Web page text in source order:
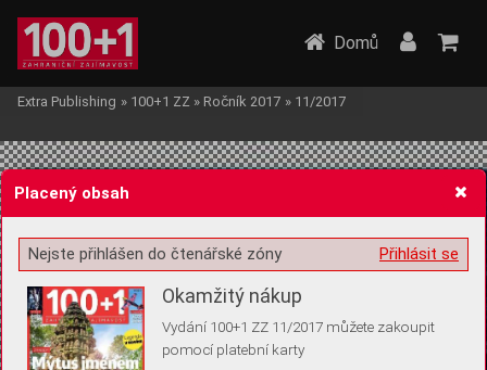
Žádost o souhlas s ukládáním volitelných informací
Domů
Extra Publishing » 100+1 ZZ » Ročník 2017 » 11/2017
Placený obsah
Přihlásit se
Nejste přihlášen do čtenářské zóny
Okamžitý nákup
Vydání 100+1 ZZ 11/2017 můžete zakoupit
pomocí platební karty